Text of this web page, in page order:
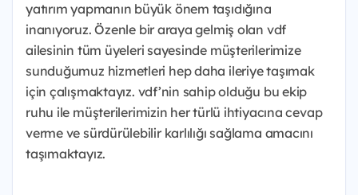
yatırım yapmanın büyük önem taşıdığına
inanıyoruz. Özenle bir araya gelmiş olan vdf
ailesinin tüm üyeleri sayesinde müşterilerimize
sunduğumuz hizmetleri hep daha ileriye taşımak
için çalışmaktayız. vdf’nin sahip olduğu bu ekip
ruhu ile müşterilerimizin her türlü ihtiyacına cevap
verme ve sürdürülebilir karlılığı sağlama amacını
taşımaktayız.